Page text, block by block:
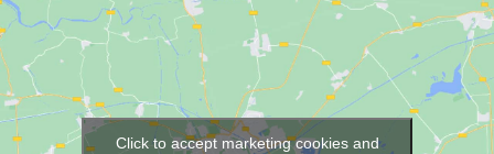
Click to accept marketing cookies and